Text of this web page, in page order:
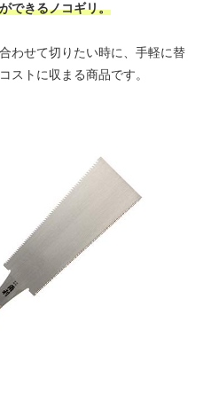
できるノコギリ。
わせて切りたい時に、手軽に替
ストに収まる商品です。